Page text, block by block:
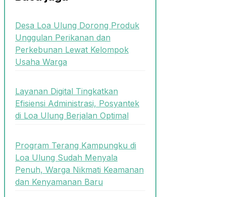
Desa Loa Ulung Dorong Produk
Unggulan Perikanan dan
Perkebunan Lewat Kelompok
Usaha Warga
Layanan Digital Tingkatkan
Efisiensi Administrasi, Posyantek
di Loa Ulung Berjalan Optimal
Program Terang Kampungku di
Loa Ulung Sudah Menyala
Penuh, Warga Nikmati Keamanan
dan Kenyamanan Baru